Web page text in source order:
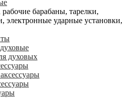
барабаны, тарелки,
электронные ударные установки,
духовых